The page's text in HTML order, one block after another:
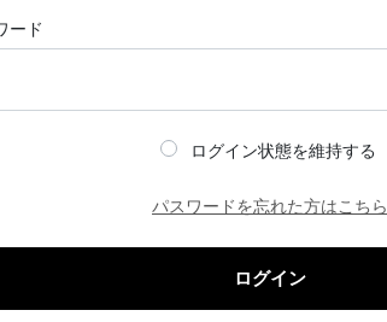
ード
ログイン状態を維持する
パスワードを忘れた方はこちら
ログイン